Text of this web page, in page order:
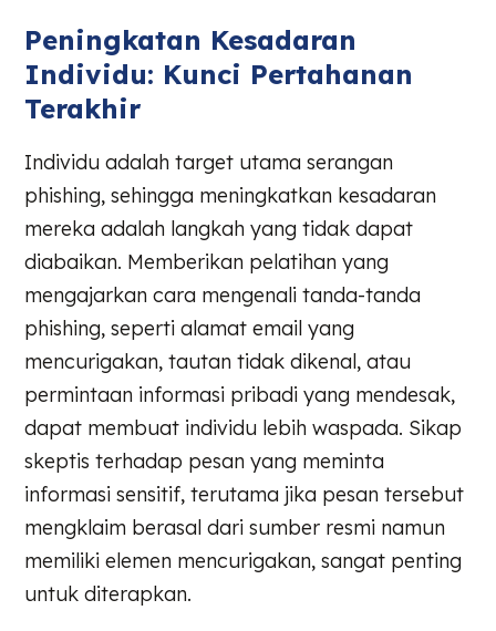
Peningkatan Kesadaran
Individu: Kunci Pertahanan
Terakhir
Individu adalah target utama serangan
phishing, sehingga meningkatkan kesadaran
mereka adalah langkah yang tidak dapat
diabaikan. Memberikan pelatihan yang
mengajarkan cara mengenali tanda-tanda
phishing, seperti alamat email yang
mencurigakan, tautan tidak dikenal, atau
permintaan informasi pribadi yang mendesak,
dapat membuat individu lebih waspada. Sikap
skeptis terhadap pesan yang meminta
informasi sensitif, terutama jika pesan tersebut
mengklaim berasal dari sumber resmi namun
memiliki elemen mencurigakan, sangat penting
untuk diterapkan.